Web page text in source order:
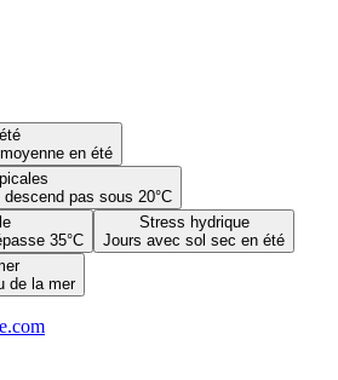
en été
pas sous 20°C
35°C
Stress hydrique
Jours avec sol sec en été
de la mer